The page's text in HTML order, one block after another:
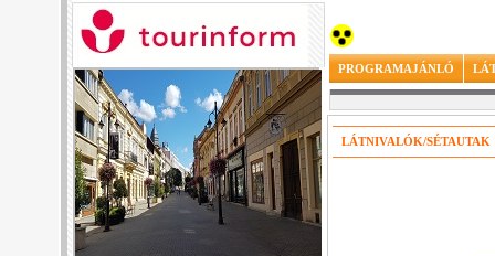
PROGRAMAJÁNLÓ
LÁTNIVALÓK/SÉTAUTAK